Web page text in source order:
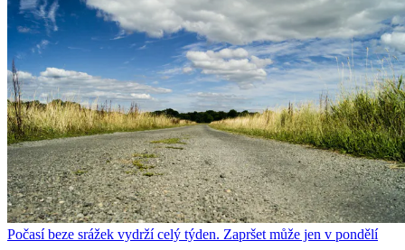
Počasí beze srážek vydrží celý týden. Zapršet může jen v pondělí